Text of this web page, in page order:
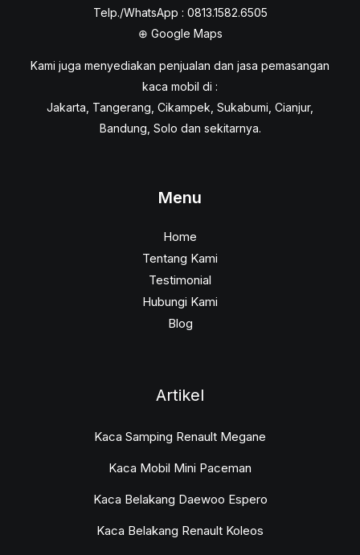
Telp./WhatsApp : 0813.1582.6505
⊕ Google Maps
Kami juga menyediakan penjualan dan jasa pemasangan
kaca mobil di :
Jakarta, Tangerang, Cikampek, Sukabumi, Cianjur,
Bandung, Solo dan sekitarnya.
Menu
Home
Tentang Kami
Testimonial
Hubungi Kami
Blog
Artikel
Kaca Samping Renault Megane
Kaca Mobil Mini Paceman
Kaca Belakang Daewoo Espero
Kaca Belakang Renault Koleos